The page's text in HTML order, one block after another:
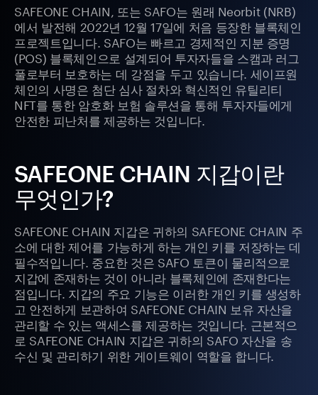
SAFEONE CHAIN, 또는 SAFO는 원래 Neorbit (NRB)
에서 발전해 2022년 12월 17일에 처음 등장한 블록체인
프로젝트입니다. SAFO는 빠르고 경제적인 지분 증명
(POS) 블록체인으로 설계되어 투자자들을 스캠과 러그
풀로부터 보호하는 데 강점을 두고 있습니다. 세이프원
체인의 사명은 첨단 심사 절차와 혁신적인 유틸리티
NFT를 통한 암호화 보험 솔루션을 통해 투자자들에게
안전한 피난처를 제공하는 것입니다.
SAFEONE CHAIN 지갑이란
무엇인가?
SAFEONE CHAIN 지갑은 귀하의 SAFEONE CHAIN 주
소에 대한 제어를 가능하게 하는 개인 키를 저장하는 데
필수적입니다. 중요한 것은 SAFO 토큰이 물리적으로
지갑에 존재하는 것이 아니라 블록체인에 존재한다는
점입니다. 지갑의 주요 기능은 이러한 개인 키를 생성하
고 안전하게 보관하여 SAFEONE CHAIN 보유 자산을
관리할 수 있는 액세스를 제공하는 것입니다. 근본적으
로 SAFEONE CHAIN 지갑은 귀하의 SAFO 자산을 송
수신 및 관리하기 위한 게이트웨이 역할을 합니다.